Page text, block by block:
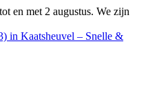
en met 2 augustus. We zijn